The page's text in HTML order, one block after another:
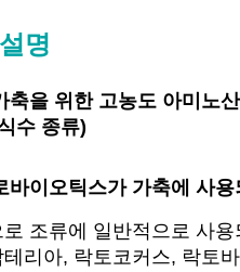
명
축을 위한 고농도 아미노
수 종류)
바이오틱스가 가축에 사용
로 조류에 일반적으로 사
리아, 락토코커스, 락토